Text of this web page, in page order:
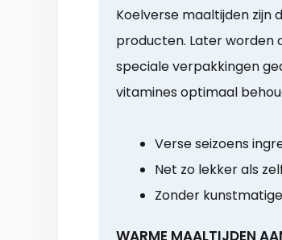
Koelverse maaltijden zijn
producten. Later worden
speciale verpakkingen
vitamines optimaal
Verse seizoens
Net zo lekker als
Zonder
WARME MAALTIJDEN